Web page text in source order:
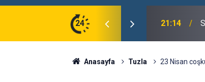
24
saygıyla anıyoruz 21:14
Anasayfa Tuzla 23 Nisan